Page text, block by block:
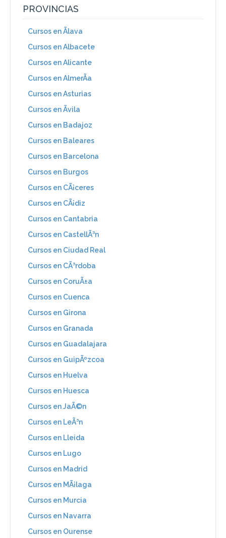
PROVINCIAS
Cursos en Ãlava
Cursos en Albacete
Cursos en Alicante
Cursos en AlmerÃ­a
Cursos en Asturias
Cursos en Ãvila
Cursos en Badajoz
Cursos en Baleares
Cursos en Barcelona
Cursos en Burgos
Cursos en CÃ¡ceres
Cursos en CÃ¡diz
Cursos en Cantabria
Cursos en CastellÃ³n
Cursos en Ciudad Real
Cursos en CÃ³rdoba
Cursos en CoruÃ±a
Cursos en Cuenca
Cursos en Girona
Cursos en Granada
Cursos en Guadalajara
Cursos en GuipÃºzcoa
Cursos en Huelva
Cursos en Huesca
Cursos en JaÃ©n
Cursos en LeÃ³n
Cursos en Lleida
Cursos en Lugo
Cursos en Madrid
Cursos en MÃ¡laga
Cursos en Murcia
Cursos en Navarra
Cursos en Ourense